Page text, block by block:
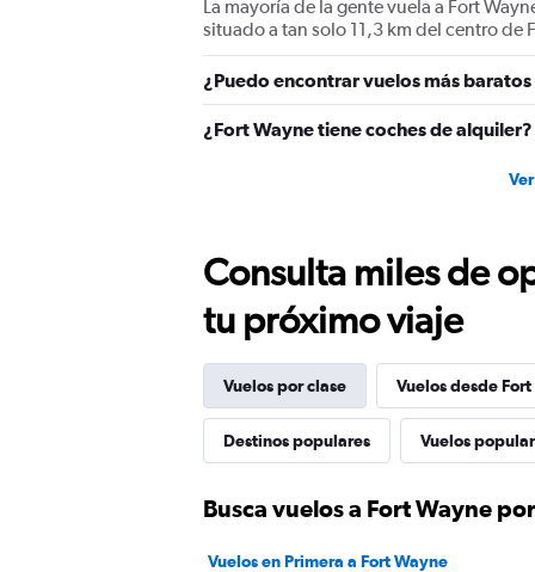
values.
Range:
0
to
La mayoría de la gente vuela a Fort
situado a tan solo 11,3 km del centro de
¿Puedo encontrar vuelos más
¿Fort Wayne tiene coches de alquiler?
Consulta miles de
tu próximo viaje
Vuelos por clase Vuelos desde
Destinos populares Vuelos
Busca vuelos a Fort Wayne
Vuelos en Primera a Fort Wayne